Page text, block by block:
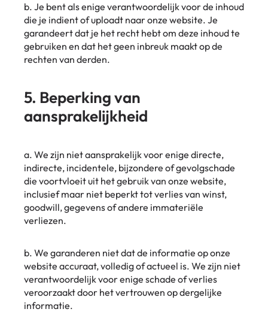
b. Je bent als enige verantwoordelijk voor de inhoud
die je indient of uploadt naar onze website. Je
garandeert dat je het recht hebt om deze inhoud te
gebruiken en dat het geen inbreuk maakt op de
rechten van derden.
5. Beperking van
aansprakelijkheid
a. We zijn niet aansprakelijk voor enige directe,
indirecte, incidentele, bijzondere of gevolgschade
die voortvloeit uit het gebruik van onze website,
inclusief maar niet beperkt tot verlies van winst,
goodwill, gegevens of andere immateriële
verliezen.
b. We garanderen niet dat de informatie op onze
website accuraat, volledig of actueel is. We zijn niet
verantwoordelijk voor enige schade of verlies
veroorzaakt door het vertrouwen op dergelijke
informatie.